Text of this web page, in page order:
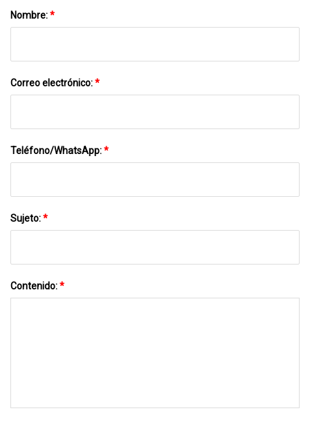
Nombre:*
Correo electrónico:*
Teléfono/WhatsApp:*
Sujeto:*
Contenido:*